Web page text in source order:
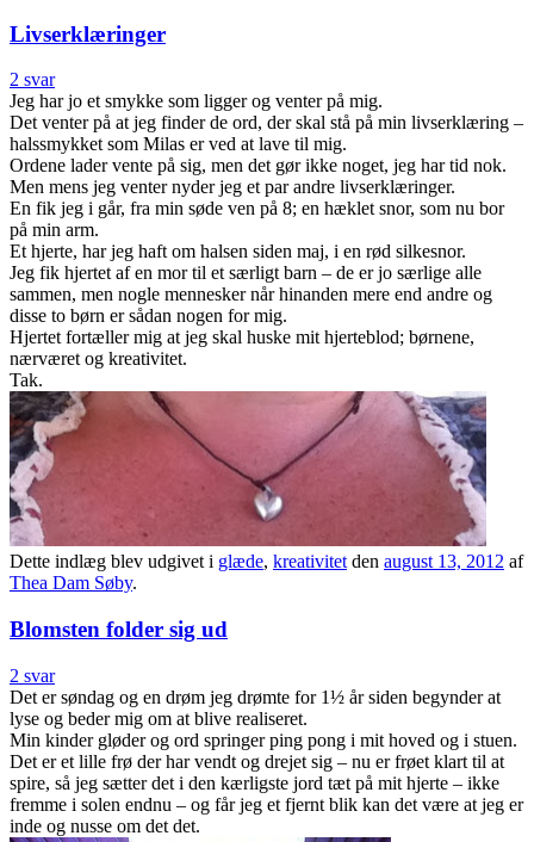
Livserklæringer
2 svar
Jeg har jo et smykke som ligger og venter på mig.
Det venter på at jeg finder de ord, der skal stå på min livserklæring –
halssmykket som Milas er ved at lave til mig.
Ordene lader vente på sig, men det gør ikke noget, jeg har tid nok.
Men mens jeg venter nyder jeg et par andre livserklæringer.
En fik jeg i går, fra min søde ven på 8; en hæklet snor, som nu bor
på min arm.
Et hjerte, har jeg haft om halsen siden maj, i en rød silkesnor.
Jeg fik hjertet af en mor til et særligt barn – de er jo særlige alle
sammen, men nogle mennesker når hinanden mere end andre og
disse to børn er sådan nogen for mig.
Hjertet fortæller mig at jeg skal huske mit hjerteblod; børnene,
nærværet og kreativitet.
Tak.
Dette indlæg blev udgivet i glæde, kreativitetden august 13, 2012 af
Thea Dam Søby.
Blomsten folder sig ud
2 svar
Det er søndag og en drøm jeg drømte for 1½ år siden begynder at
lyse og beder mig om at blive realiseret.
Min kinder gløder og ord springer ping pong i mit hoved og i stuen.
Det er et lille frø der har vendt og drejet sig – nu er frøet klart til at
spire, så jeg sætter det i den kærligste jord tæt på mit hjerte – ikke
fremme i solen endnu – og får jeg et fjernt blik kan det være at jeg er
inde og nusse om det det.